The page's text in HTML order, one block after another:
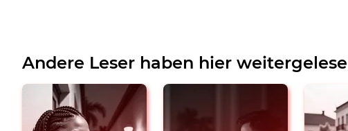
Andere Leser haben hier